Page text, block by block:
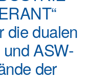
die dualen
ASW-
der